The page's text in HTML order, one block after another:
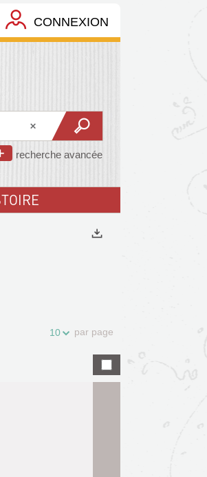
CONNEXION
recherche avancée
10 par page